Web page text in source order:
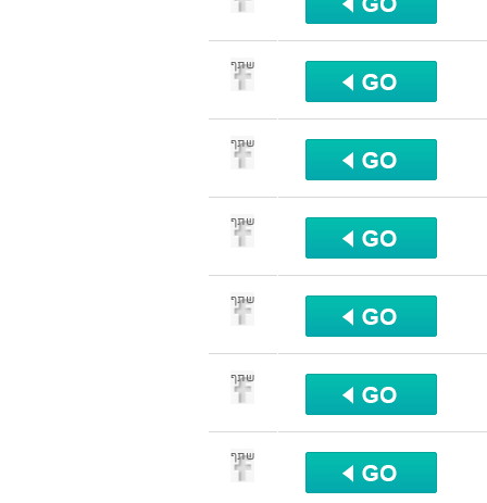
שתף
שתף
שתף
שתף
שתף
שתף